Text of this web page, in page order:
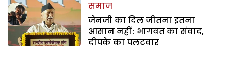
समाज
जेनजी का दिल जीतना इतना
आसान नहीं : भागवत का संवाद,
दीपके का पलटवार